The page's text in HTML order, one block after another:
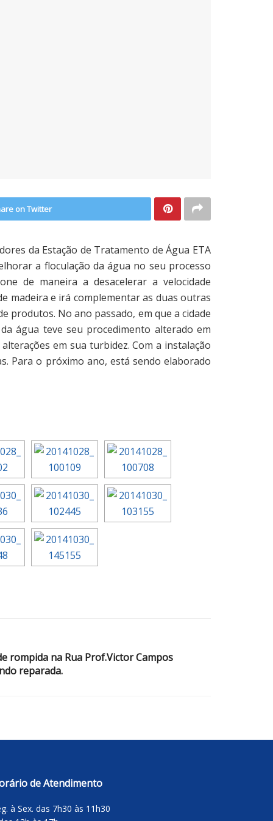
on Twitter
da Estação de Tratamento de Água ETA
a floculação da água no seu processo
de maneira a desacelerar a velocidade
madeira e irá complementar as duas outras
produtos. No ano passado, em que a cidade
água teve seu procedimento alterado em
em sua turbidez. Com a instalação
Para o próximo ano, está sendo elaborado
rompida na Rua Prof.Victor Campos
reparada.
de Atendimento
à Sex. das 7h30 às 11h30